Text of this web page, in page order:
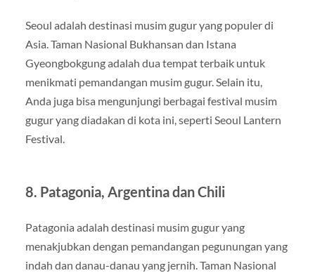
Seoul adalah destinasi musim gugur yang populer di
Asia. Taman Nasional Bukhansan dan Istana
Gyeongbokgung adalah dua tempat terbaik untuk
menikmati pemandangan musim gugur. Selain itu,
Anda juga bisa mengunjungi berbagai festival musim
gugur yang diadakan di kota ini, seperti Seoul Lantern
Festival.
8. Patagonia, Argentina dan Chili
Patagonia adalah destinasi musim gugur yang
menakjubkan dengan pemandangan pegunungan yang
indah dan danau-danau yang jernih. Taman Nasional